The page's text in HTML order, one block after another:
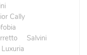
Cally
Salvini